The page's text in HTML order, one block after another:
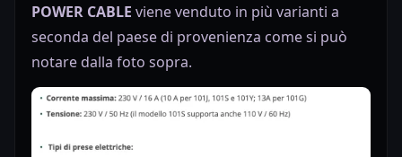
POWER CABLE viene venduto in più varianti a
seconda del paese di provenienza come si può
notare dalla foto sopra.